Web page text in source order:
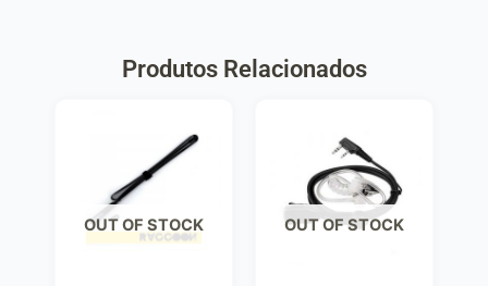
Produtos Relacionados
OUT OF STOCK OUT OF STOCK